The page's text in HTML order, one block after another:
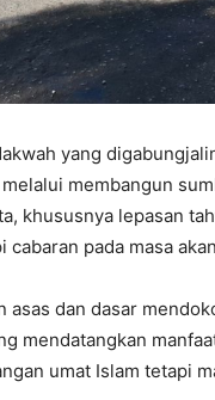
yang
membangun
khususnya lepasan
pada masa
asas dan dasar
mendatangkan
umat Islam tetapi